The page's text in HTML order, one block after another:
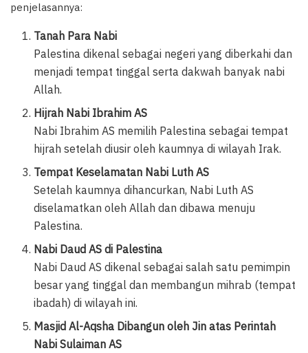
penjelasannya:
Tanah Para Nabi
Palestina dikenal sebagai negeri yang diberkahi dan
menjadi tempat tinggal serta dakwah banyak nabi
Allah.
Hijrah Nabi Ibrahim AS
Nabi Ibrahim AS memilih Palestina sebagai tempat
hijrah setelah diusir oleh kaumnya di wilayah Irak.
Tempat Keselamatan Nabi Luth AS
Setelah kaumnya dihancurkan, Nabi Luth AS
diselamatkan oleh Allah dan dibawa menuju
Palestina.
Nabi Daud AS di Palestina
Nabi Daud AS dikenal sebagai salah satu pemimpin
besar yang tinggal dan membangun mihrab (tempat
ibadah) di wilayah ini.
Masjid Al-Aqsha Dibangun oleh Jin atas Perintah
Nabi Sulaiman AS